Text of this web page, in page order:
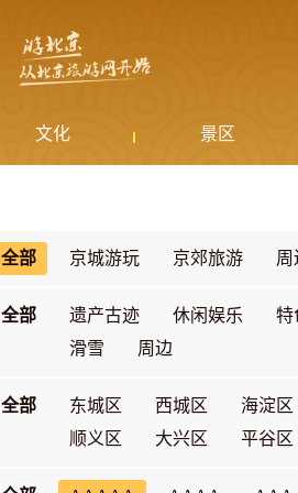
文化 景区
全部 京城游玩 京郊旅游 周
全部 遗产古迹 休闲娱乐
特
滑雪
周边
全部 东城区 西城区
海淀区
顺义区
大兴区 平谷区